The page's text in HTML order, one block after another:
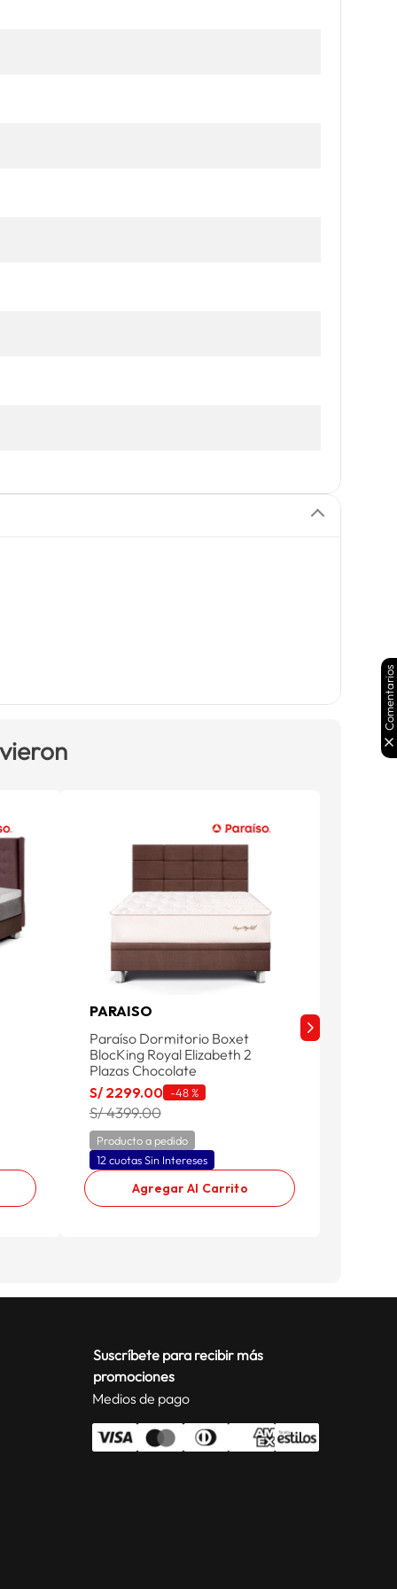
PARAISO
Paraíso Dormitorio Boxet
BlocKing Royal Elizabeth 2
Plazas Chocolate
S/ 2299.00 -48 %
S/ 4399.00
Producto a pedido
12 cuotas Sin Intereses
Agregar Al Carrito
Suscríbete para recibir más
promociones
Medios de pago
Comentarios